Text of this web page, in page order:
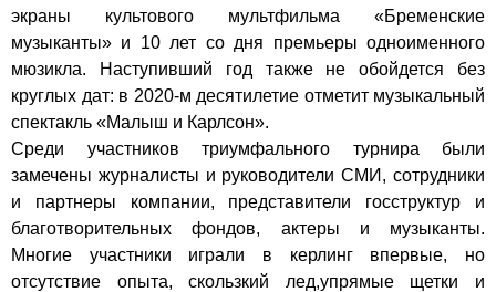
экраны культового мультфильма «Бременские
музыканты» и 10 лет со дня премьеры одноименного
мюзикла. Наступивший год также не обойдется без
круглых дат: в 2020-м десятилетие отметит музыкальный
спектакль «Малыш и Карлсон».
Среди участников триумфального турнира были
замечены журналисты и руководители СМИ, сотрудники
и партнеры компании, представители госструктур и
благотворительных фондов, актеры и музыканты.
Многие участники играли в керлинг впервые, но
отсутствие опыта, скользкий лед,упрямые щетки и